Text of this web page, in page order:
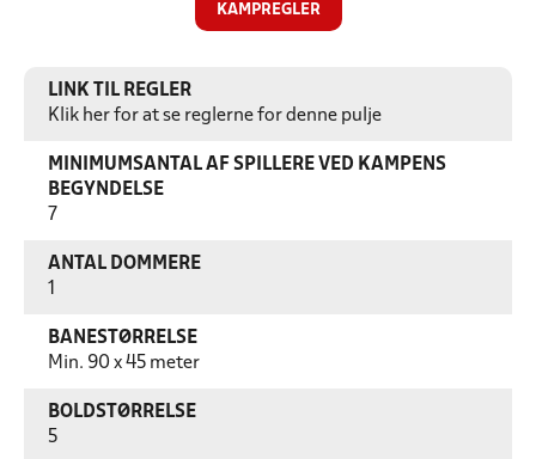
KAMPREGLER
LINK TIL REGLER
Klik her for at se reglerne for denne pulje
MINIMUMSANTAL AF SPILLERE VED KAMPENS
BEGYNDELSE
7
ANTAL DOMMERE
BANESTØRRELSE
Min. 90 x 45 meter
BOLDSTØRRELSE
5